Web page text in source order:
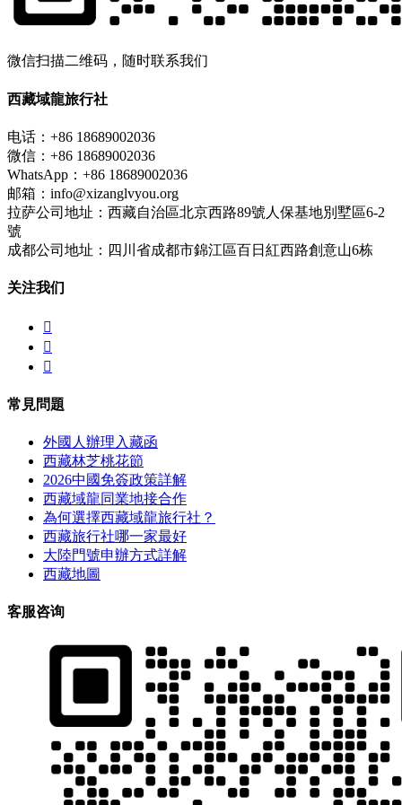
微信扫描二维码，随时联系我们
西藏域龍旅行社
电话：+86 18689002036
微信：+86 18689002036
WhatsApp：+86 18689002036
邮箱：info@xizanglvyou.org
拉萨公司地址：西藏自治區北京西路89號人保基地別墅區6-2
號
成都公司地址：四川省成都市錦江區百日紅西路創意山6栋
关注我们



常見問題
外國人辦理入藏函
西藏林芝桃花節
2026中國免簽政策詳解
西藏域龍同業地接合作
為何選擇西藏域龍旅行社？
西藏旅行社哪一家最好
大陸門號申辦方式詳解
西藏地圖
客服咨询